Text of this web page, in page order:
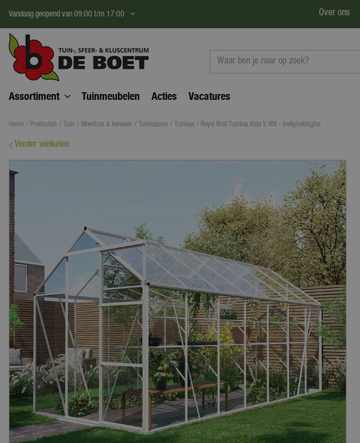
content
Home Producten Tuin Moestuin & kweken Tuinkassen Tuinkas Royal Well Tuinkas Kate V Wit - Veiligheidsglas
Vandaag geopend van 09:00 t/m 17:00 Over ons
Assortiment Tuinmeubelen Acties Vacatures
Verder winkelen